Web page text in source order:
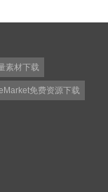
素材下载
免费资源下载